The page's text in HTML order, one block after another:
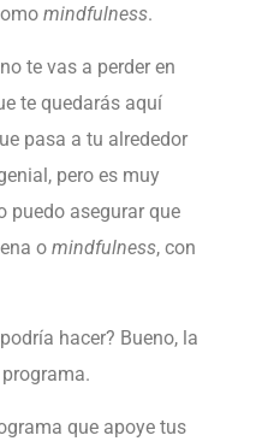
mindfulness.
te vas a perder en
te quedarás aquí
pasa a tu alrededor
pero es muy
puedo asegurar que
o mindfulness, con
hacer? Bueno, la
que apoye tus